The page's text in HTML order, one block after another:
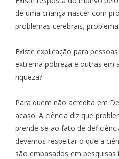
de uma criança nascer com
problemas cerebrais,
Existe explicação para
extrema pobreza e outras em
riqueza?
Para quem não acredita em
acaso. A ciência diz que
prende-se ao fato de
devemos respeitar o que a
são embasados em pesquisas